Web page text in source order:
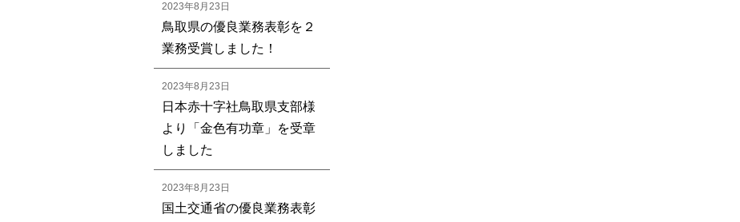
2023年8月23日
鳥取県の優良業務表彰を２
業務受賞しました！
2023年8月23日
日本赤十字社鳥取県支部様
より「金色有功章」を受章
しました
2023年8月23日
国土交通省の優良業務表彰